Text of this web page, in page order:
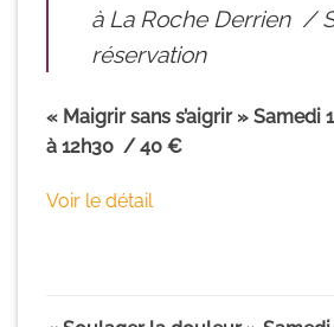
à La Roche Derrien /
réservation
« Maigrir sans s’aigrir » Samedi
à 12h30 / 40 €
Voir le détail